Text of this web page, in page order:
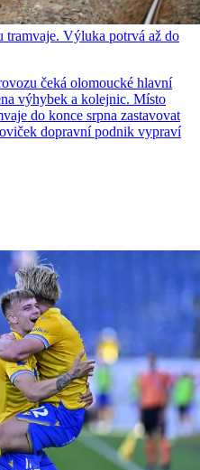
tramvaje. Výluka potrvá až do
čeká olomoucké hlavní
výhybek a kolejnic. Místo
do konce srpna zastavovat
dopravní podnik vypraví